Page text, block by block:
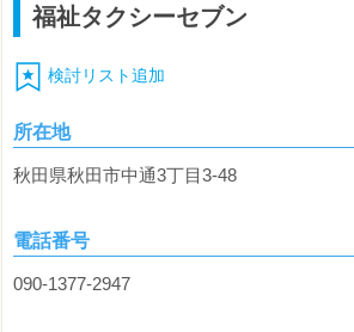
福祉タクシーセブン
検討リスト追加
所在地
秋田県秋田市中通3丁目3-48
電話番号
090-1377-2947